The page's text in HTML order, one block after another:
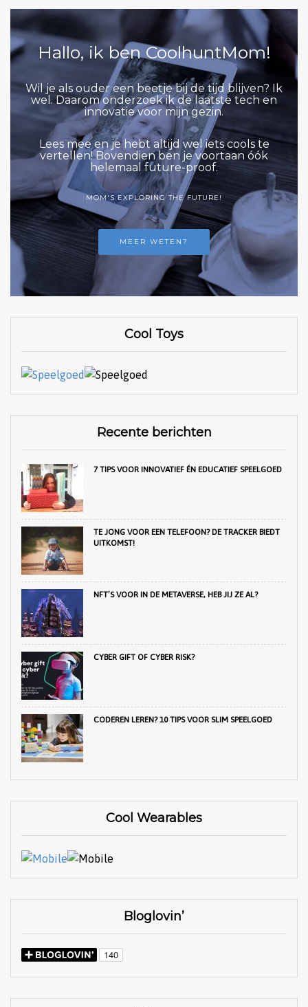
Hallo, ik ben CoolhuntMom!
Wil je als ouder een beetje bij de tijd blijven? Ik
wel. Daarom onderzoek ik de laatste tech en
innovatie voor mijn gezin.
Lees mee en je hebt altijd wel iets cools te
vertellen! Bovendien ben je voortaan óók
helemaal future-proof.
MOM'S EXPLORING THE FUTURE!
MEER WETEN?
Cool Toys
Recente berichten
7 TIPS VOOR INNOVATIEF ÉN EDUCATIEF SPEELGOED
TE JONG VOOR EEN TELEFOON? DE TRACKER BIEDT
UITKOMST!
NFT’S VOOR IN DE METAVERSE, HEB JIJ ZE AL?
CYBER GIFT OF CYBER RISK?
CODEREN LEREN? 10 TIPS VOOR SLIM SPEELGOED
Cool Wearables
Bloglovin’